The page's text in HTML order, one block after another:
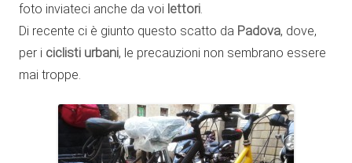
foto inviateci anche da voi lettori.
Di recente ci è giunto questo scatto da Padova, dove,
per i ciclisti urbani, le precauzioni non sembrano essere
mai troppe.